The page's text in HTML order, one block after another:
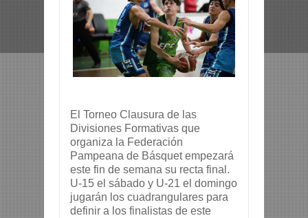
El Torneo Clausura de las
Divisiones Formativas que
organiza la Federación
Pampeana de Básquet empezará
este fin de semana su recta final.
U-15 el sábado y U-21 el domingo
jugarán los cuadrangulares para
definir a los finalistas de este